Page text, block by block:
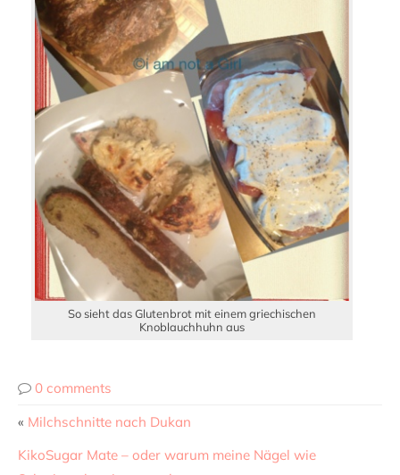
So sieht das Glutenbrot mit einem griechischen
Knoblauchhuhn aus
0 comments
« Milchschnitte nach Dukan
KikoSugar Mate – oder warum meine Nägel wie